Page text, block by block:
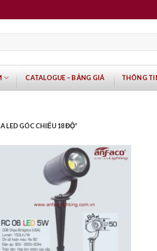
CATALOGUE – BẢNG GIÁ THÔNG
LED GÓC CHIẾU 18 ĐỘ”